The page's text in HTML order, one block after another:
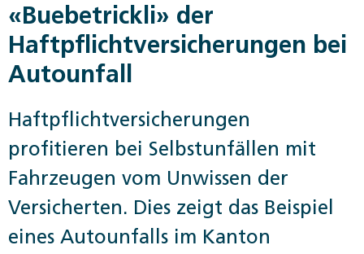
«Buebetrickli» der
Haftpflichtversicherungen bei
Autounfall
Haftpflichtversicherungen
profitieren bei Selbstunfällen mit
Fahrzeugen vom Unwissen der
Versicherten. Dies zeigt das Beispiel
eines Autounfalls im Kanton